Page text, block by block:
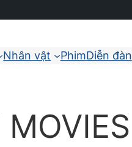
Nhân vật PhimDiễn đàn
MOVIES